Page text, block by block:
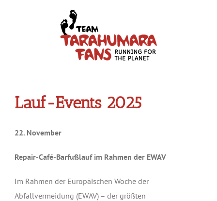
Lauf-Events 2025
22. November
Repair-Café-Barfußlauf im Rahmen der EWAV
Im Rahmen der Europäischen Woche der
Abfallvermeidung (EWAV) – der größten